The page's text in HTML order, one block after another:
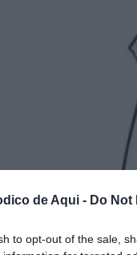
de Aqui - Do
to opt-out of the sale,